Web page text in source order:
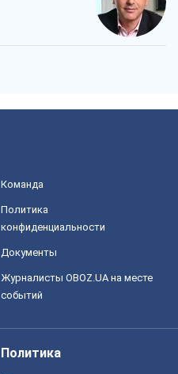
Команда
Политика
конфиденциальности
Документы
Журналисты OBOZ.UA на месте
событий
Политика